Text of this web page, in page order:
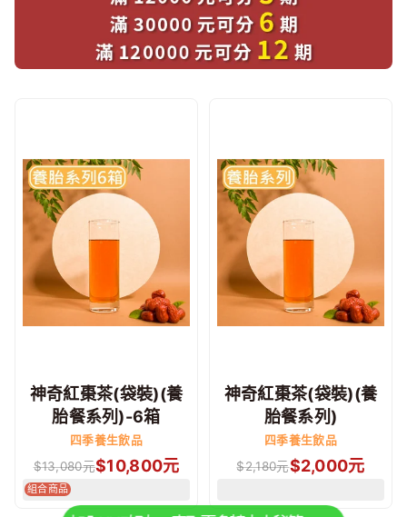
神奇紅棗茶(袋裝)(養
胎餐系列)-6箱
四季養生飲品
$13,080元$10,800元
組合商品
神奇紅棗茶(袋裝)(養
胎餐系列)
四季養生飲品
$2,180元$2,000元